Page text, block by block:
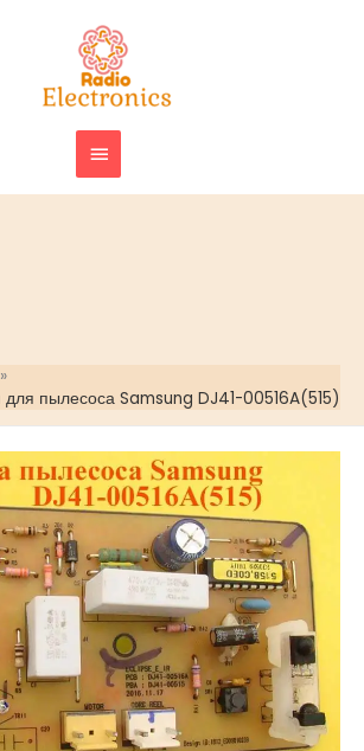
ГЛАВНОЕ
МЕНЮ
для пылесоса Samsung DJ41-00516A(515)